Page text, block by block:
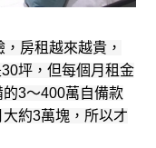
房租越來越貴，
坪，但每個月租金
3～400萬自備款
約3萬塊，所以才